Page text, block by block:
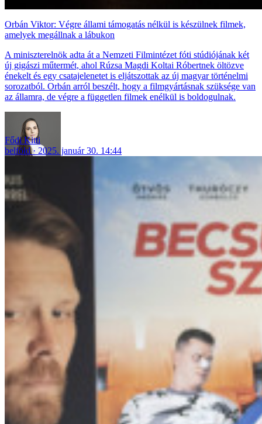
Orbán Viktor: Végre állami támogatás nélkül is készülnek filmek,
amelyek megállnak a lábukon
A miniszterelnök adta át a Nemzeti Filmintézet fóti stúdiójának két
új gigászi műtermét, ahol Rúzsa Magdi Koltai Róbertnek öltözve
énekelt és egy csatajelenetet is eljátszottak az új magyar történelmi
sorozatból. Orbán arról beszélt, hogy a filmgyártásnak szüksége van
az államra, de végre a független filmek enélkül is boldogulnak.
Fődi Kitti
belföld
2025. január 30. 14:44